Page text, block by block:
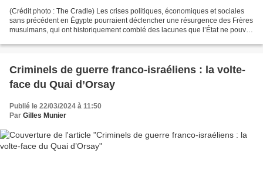
(Crédit photo : The Cradle) Les crises politiques, économiques et sociales
sans précédent en Égypte pourraient déclencher une résurgence des Frères
musulmans, qui ont historiquement comblé des lacunes que l’État ne pouvait
Criminels de guerre franco-israéliens : la volte-
face du Quai d’Orsay
Publié le 22/03/2024 à 11:50
Par Gilles Munier